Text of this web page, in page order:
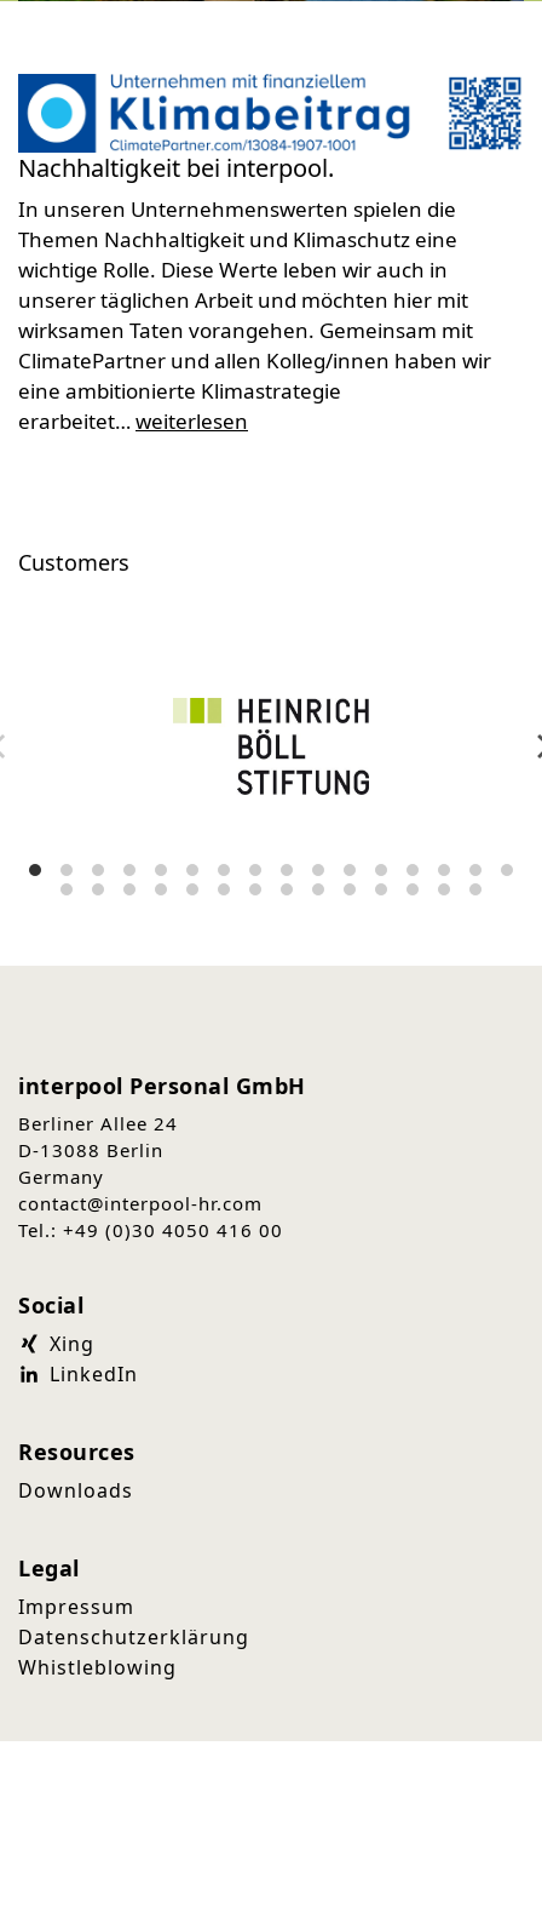
Nachhaltigkeit bei interpool.
In unseren Unternehmenswerten spielen die
Themen Nachhaltigkeit und Klimaschutz eine
wichtige Rolle. Diese Werte leben wir auch in
unserer täglichen Arbeit und möchten hier mit
wirksamen Taten vorangehen. Gemeinsam mit
ClimatePartner und allen Kolleg/innen haben wir
eine ambitionierte Klimastrategie
erarbeitet…weiterlesen
Customers
interpool Personal GmbH
Berliner Allee 24
D-13088 Berlin
Germany
contact@interpool-hr.com
Tel.: +49 (0)30 4050 416 00
Social
Xing
LinkedIn
Resources
Downloads
Legal
Impressum
Datenschutzerklärung
Whistleblowing